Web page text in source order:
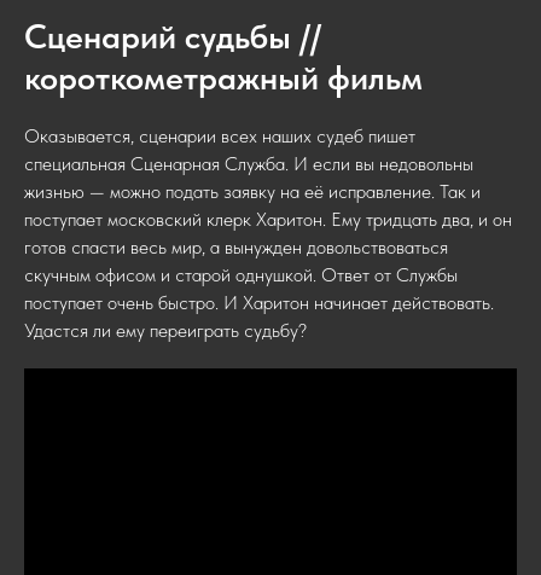
Сценарий судьбы //
короткометражный фильм
Оказывается, сценарии всех наших судеб пишет
специальная Сценарная Служба. И если вы недовольны
жизнью — можно подать заявку на её исправление. Так и
поступает московский клерк Харитон. Ему тридцать два, и он
готов спасти весь мир, а вынужден довольствоваться
скучным офисом и старой однушкой. Ответ от Службы
поступает очень быстро. И Харитон начинает действовать.
Удастся ли ему переиграть судьбу?